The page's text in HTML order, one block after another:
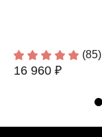
(85)
16 960 ₽